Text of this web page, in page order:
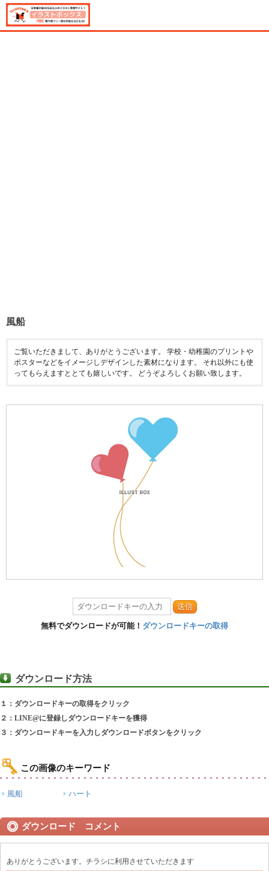
風船
ご覧いただきまして、ありがとうございます。 学校・幼稚園のプリントや
ポスターなどをイメージしデザインした素材になります。 それ以外にも使
ってもらえますととても嬉しいです。 どうぞよろしくお願い致します。
送信
無料でダウンロードが可能！ ダウンロードキーの取得
ダウンロード方法
１：ダウンロードキーの取得をクリック
２：LINE@に登録しダウンロードキーを獲得
３：ダウンロードキーを入力しダウンロードボタンをクリック
この画像のキーワード
風船 ハート
ダウンロード コメント
ありがとうございます。チラシに利用させていただきます